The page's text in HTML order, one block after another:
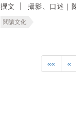
撰文 攝影、口述｜
閱讀文化
«« «